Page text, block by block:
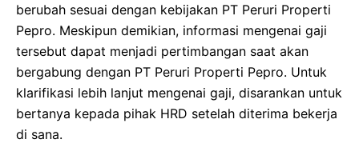
berubah sesuai dengan kebijakan PT Peruri Properti
Pepro. Meskipun demikian, informasi mengenai gaji
tersebut dapat menjadi pertimbangan saat akan
bergabung dengan PT Peruri Properti Pepro. Untuk
klarifikasi lebih lanjut mengenai gaji, disarankan untuk
bertanya kepada pihak HRD setelah diterima bekerja
di sana.